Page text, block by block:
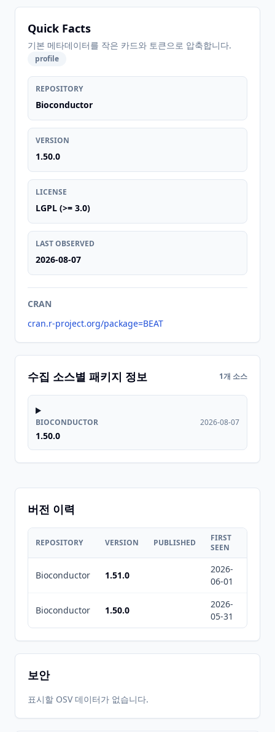
Quick Facts
기본 메타데이터를 작은 카드와 토큰으로 압축합니다.
profile
REPOSITORY
Bioconductor
VERSION
1.50.0
LICENSE
LGPL (>= 3.0)
LAST OBSERVED
2026-08-07
CRAN
cran.r-project.org/package=BEAT
수집 소스별 패키지 정보 1개 소스
BIOCONDUCTOR
1.50.0
2026-08-07
버전 이력
REPOSITORY VERSION PUBLISHED
FIRST
SEEN
Bioconductor 1.51.0
2026-
06-01
Bioconductor 1.50.0
2026-
05-31
보안
표시할 OSV 데이터가 없습니다.